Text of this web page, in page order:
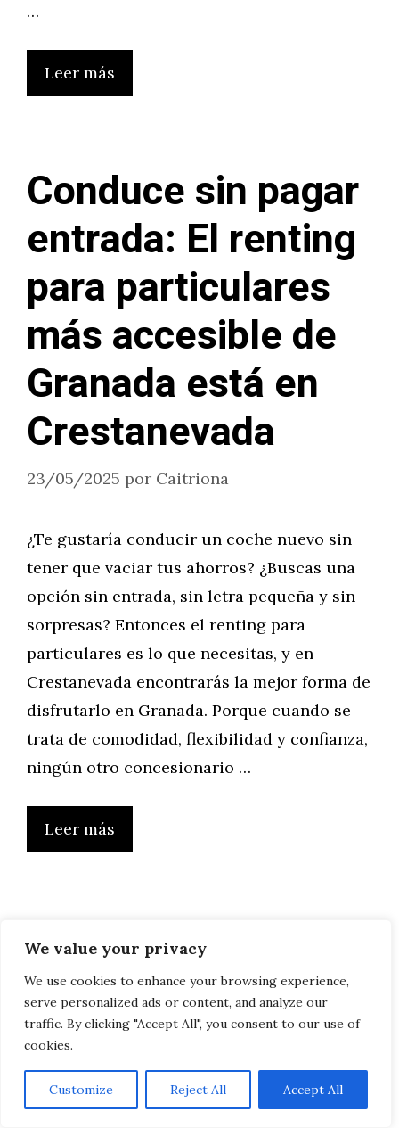
We value your privacy
We use cookies to enhance your browsing experience,
serve personalized ads or content, and analyze our
traffic. By clicking "Accept All", you consent to our use of
cookies.
Customize Reject All Accept All
…
Leer más
Conduce sin pagar
entrada: El renting
para particulares
más accesible de
Granada está en
Crestanevada
23/05/2025 por Caitriona
¿Te gustaría conducir un coche nuevo sin
tener que vaciar tus ahorros? ¿Buscas una
opción sin entrada, sin letra pequeña y sin
sorpresas? Entonces el renting para
particulares es lo que necesitas, y en
Crestanevada encontrarás la mejor forma de
disfrutarlo en Granada. Porque cuando se
trata de comodidad, flexibilidad y confianza,
ningún otro concesionario …
Leer más
Si vives en
Granada, este
renting es para ti:
Descubre por qué